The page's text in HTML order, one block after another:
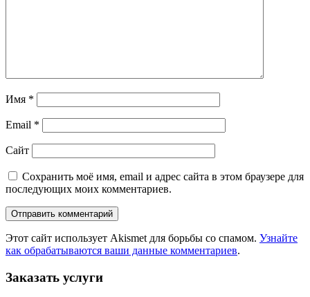
Имя *
Email *
Сайт
Сохранить моё имя, email и адрес сайта в этом браузере для
последующих моих комментариев.
Этот сайт использует Akismet для борьбы со спамом. Узнайте
как обрабатываются ваши данные комментариев.
Заказать услуги